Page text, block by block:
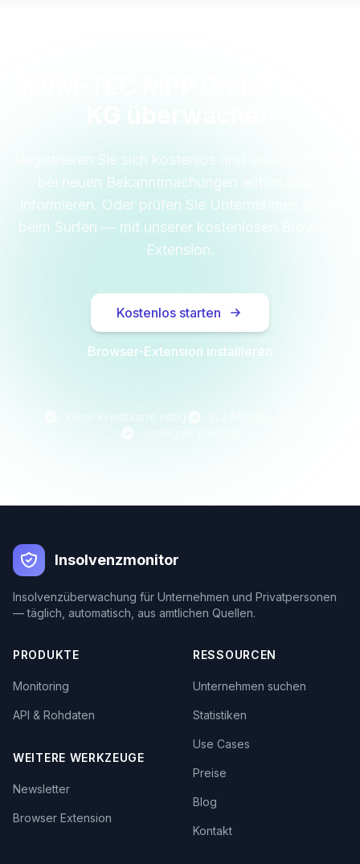
Registrieren Sie sich kostenlos und lassen Sie sich
bei neuen Bekanntmachungen automatisch
informieren. Oder prüfen Sie Unternehmen direkt
beim Surfen — mit unserer kostenlosen Browser-
Extension.
Kostenlos starten
Browser-Extension installieren
Insolvenzmonitor
Insolvenzüberwachung für Unternehmen und Privatpersonen
— täglich, automatisch, aus amtlichen Quellen.
PRODUKTE
Monitoring
API & Rohdaten
WEITERE WERKZEUGE
Newsletter
Browser Extension
RESSOURCEN
Unternehmen suchen
Statistiken
Use Cases
Preise
Blog
Kontakt